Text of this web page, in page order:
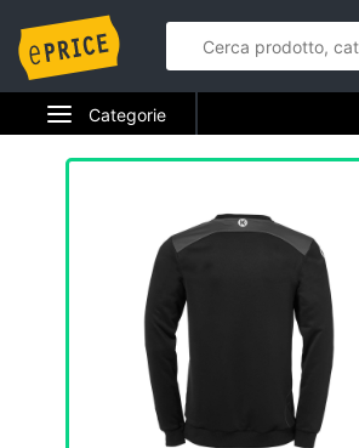
Categorie
Elettrodomestici
Telefonia
Tv e Home Cinema
Smart home
Videogiochi